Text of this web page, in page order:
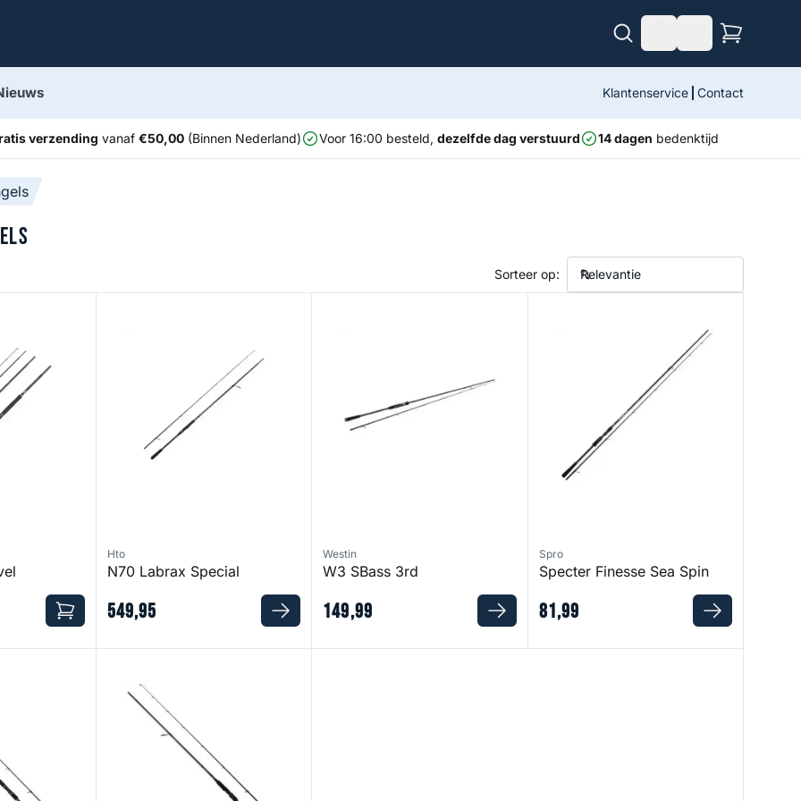
Klantenservice Contact
verzending vanaf €50,00(Binnen Nederland) Voor 16:00 besteld, dezelfde dag verstuurd 14 dagen bedenktijd
Sorteer op:
Hto
N70 Labrax Special
549,95
Westin
W3 SBass 3rd
149,99
Spro
Specter Finesse Sea Spin
81,99